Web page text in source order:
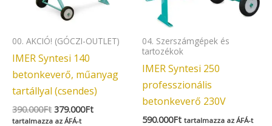
00. AKCIÓ! (GÓCZI-OUTLET)
IMER Syntesi 140
betonkeverő, műanyag
tartállyal (csendes)
390.000Ft 379.000Ft
tartalmazza az ÁFÁ-t
04. Szerszámgépek és
tartozékok
IMER Syntesi 250
professzionális
betonkeverő 230V
590.000Ft tartalmazza az ÁFÁ-t